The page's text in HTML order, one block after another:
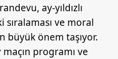
ay-yıldızlı
ve moral
büyük önem taşıyor.
programı ve